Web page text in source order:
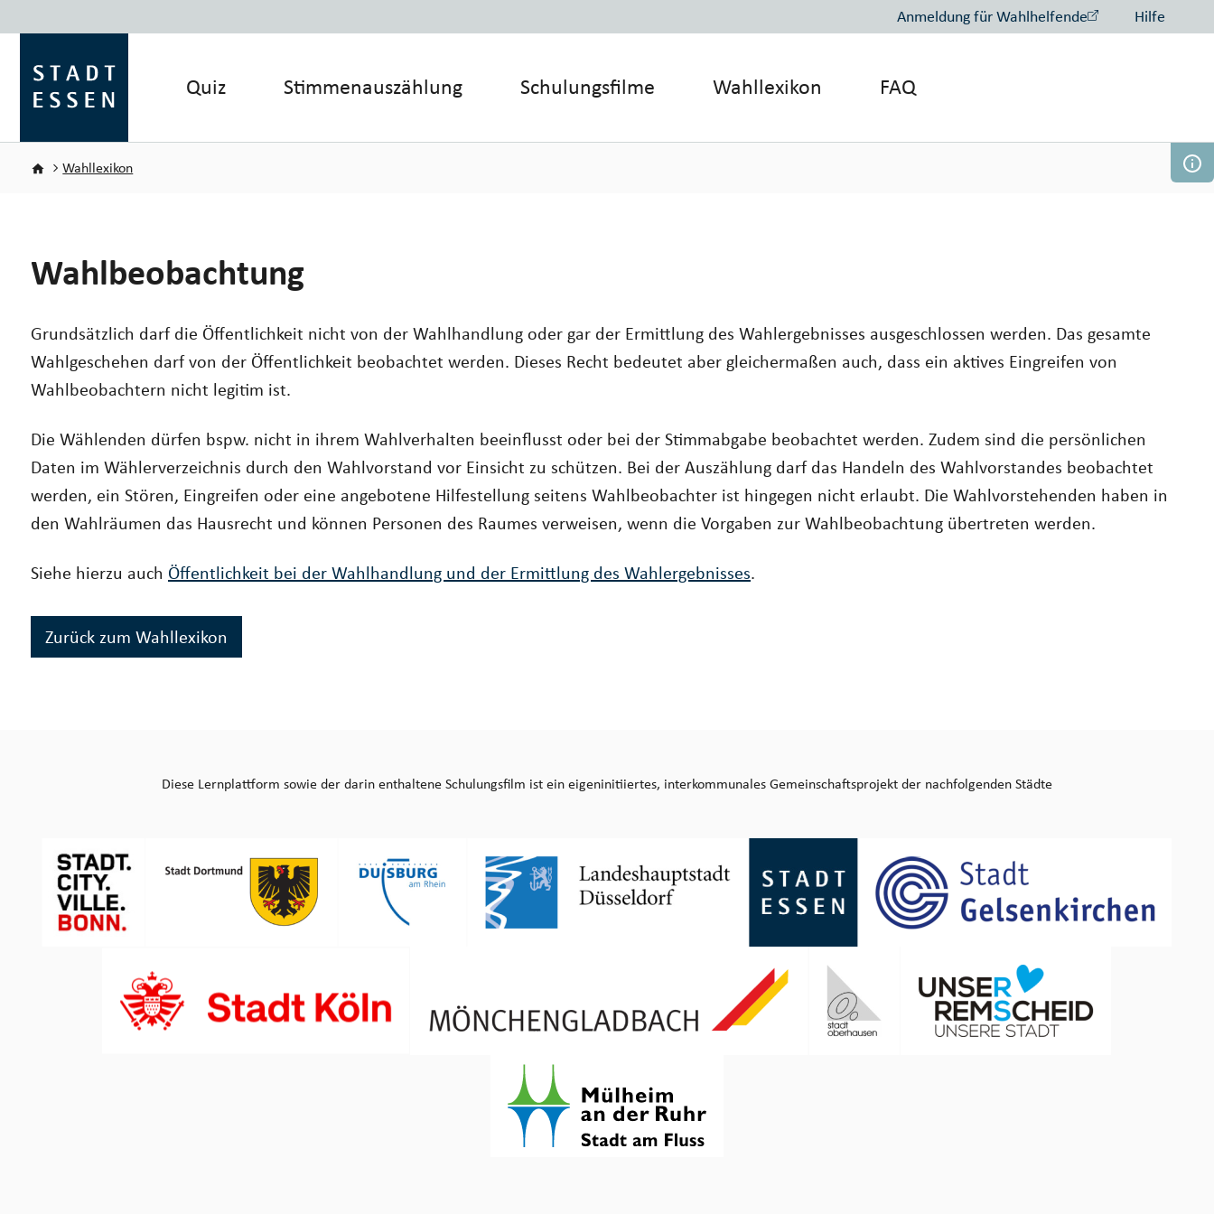
Anmeldung für Wahlhelfende Hilfe
Quiz Stimmenauszählung Schulungsfilme Wahllexikon FAQ
Pfadnavigation
Wahllexikon
Wahlbeobachtung
Grundsätzlich darf die Öffentlichkeit nicht von der Wahlhandlung oder gar der Ermittlung des Wahlergebnisses ausgeschlossen werden. Das gesamte
Wahlgeschehen darf von der Öffentlichkeit beobachtet werden. Dieses Recht bedeutet aber gleichermaßen auch, dass ein aktives Eingreifen von
Wahlbeobachtern nicht legitim ist.
Die Wählenden dürfen bspw. nicht in ihrem Wahlverhalten beeinflusst oder bei der Stimmabgabe beobachtet werden. Zudem sind die persönlichen
Daten im Wählerverzeichnis durch den Wahlvorstand vor Einsicht zu schützen. Bei der Auszählung darf das Handeln des Wahlvorstandes beobachtet
werden, ein Stören, Eingreifen oder eine angebotene Hilfestellung seitens Wahlbeobachter ist hingegen nicht erlaubt. Die Wahlvorstehenden haben in
den Wahlräumen das Hausrecht und können Personen des Raumes verweisen, wenn die Vorgaben zur Wahlbeobachtung übertreten werden.
Siehe hierzu auch Öffentlichkeit bei der Wahlhandlung und der Ermittlung des Wahlergebnisses.
Zurück zum Wahllexikon
Diese Lernplattform sowie der darin enthaltene Schulungsfilm ist ein eigeninitiiertes, interkommunales Gemeinschaftsprojekt der nachfolgenden Städte